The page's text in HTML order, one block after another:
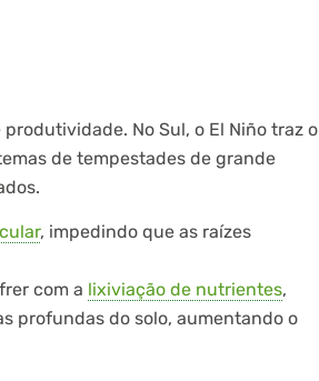
No Sul, o El Niño traz o
de tempestades de grande
, impedindo que as raízes
com a lixiviação de nutrientes,
profundas do solo, aumentando o